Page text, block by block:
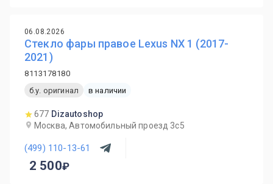
06.08.2026
Стекло фары правое Lexus NX 1 (2017-
2021)
8113178180
б.у. оригинал
в наличии
677 Dizautoshop
Москва, Автомобильный проезд 3с5
(499) 110-13-61
2 500